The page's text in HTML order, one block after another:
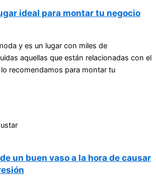
ideal para montar tu negocio
y es un lugar con miles de
aquellas que están relacionadas con el
recomendamos para montar tu
un buen vaso a la hora de causar